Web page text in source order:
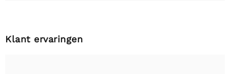
Klant ervaringen